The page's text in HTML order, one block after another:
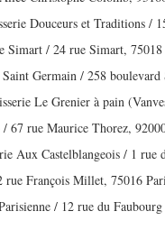
Douceurs et Traditions
Simart / 24 rue Simart, 75018
Germain / 258
Le Grenier à pain
67 rue Maurice Thorez,
Aux Castelblangeois / 1 rue
rue François Millet, 75016
/ 12 rue du